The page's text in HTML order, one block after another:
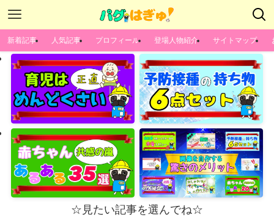
新着記事 人気記事 プロフィール 登場人物紹介 サイトマップ
☆見たい記事を選んでね☆